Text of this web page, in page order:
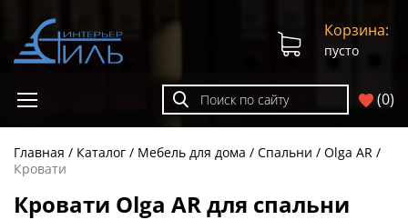
(0)
Корзина:
пусто
Главная Каталог Мебель для дома Спальни
Olga AR
Кровати
Кровати Olga AR для спальни